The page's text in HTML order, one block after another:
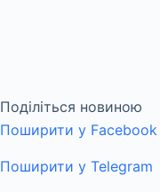
Поділіться новиною
Поширити у Facebook
Поширити у Telegram